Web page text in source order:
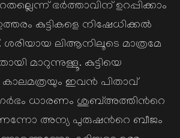
ഭര്‍ത്താവിന് ഉറപ്പിക്കാം
കുട്ടികളെ നിഷേധിക്കല്‍
ലിആനിലൂടെ മാത്രമേ
മാറുന്നുള്ളൂ. കുട്ടിയെ
കാലമത്രയും ഇവന്‍ പിതാവ്
ധാരണം ശുബ്അത്തിന്‍റെ
അന്യ പുരുഷന്‍റെ ബീജം